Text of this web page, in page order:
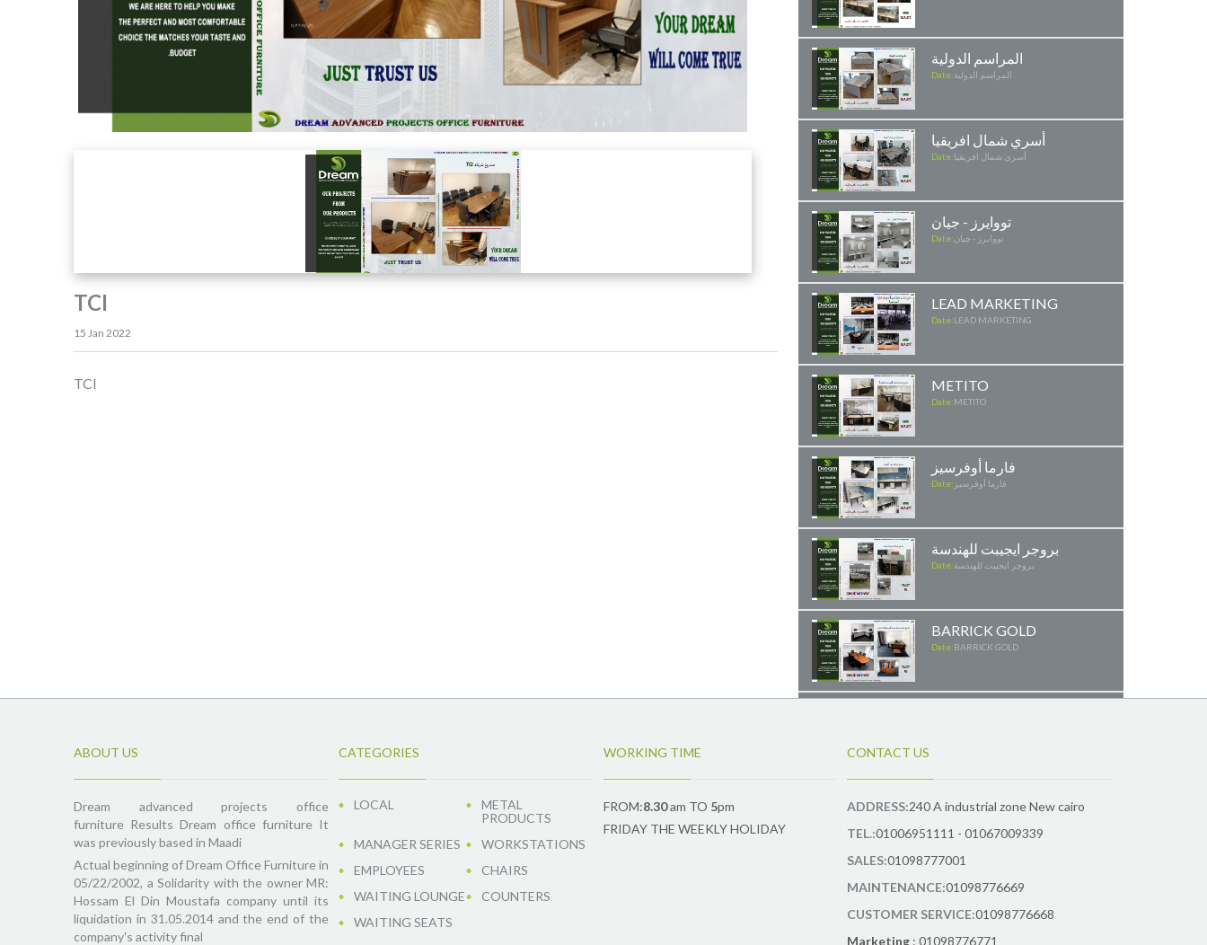
المراسم الدولية
Date:المراسم الدولية
أسري شمال افريقيا
Date:أسري شمال افريقيا
تووايرز - جيان
Date:تووايرز - جيان
LEAD MARKETING
Date:LEAD MARKETING
METITO
Date:METITO
فارما أوفرسيز
Date: فارما أوفرسيز
بروجر ايجيبت للهندسة
Date:بروجر ايجيبت للهندسة
BARRICK GOLD
Date:BARRICK GOLD
Date:مشروع بي فيت بالم هيلز
Date:TCI
TCI
15 Jan 2022
TCI
ABOUT US
Dream advanced projects office
furniture Results Dream office furniture It
was previously based in Maadi
Actual beginning of Dream Office Furniture in
05/22/2002, a Solidarity with the owner MR:
Hossam El Din Moustafa company until its
liquidation in 31.05.2014 and the end of the
company's activity final
CATEGORIES
LOCAL
METAL
PRODUCTS
MANAGER SERIES
WORKSTATIONS
EMPLOYEES
CHAIRS
WAITING LOUNGE
COUNTERS
WAITING SEATS
WORKING TIME
FROM:8.30am TO 5pm
FRIDAY THE WEEKLY HOLIDAY
CONTACT US
ADDRESS:240 A industrial zone New cairo
TEL.:01006951111 - 01067009339
SALES:01098777001
MAINTENANCE:01098776669
CUSTOMER SERVICE:01098776668
Marketing : 01098776771